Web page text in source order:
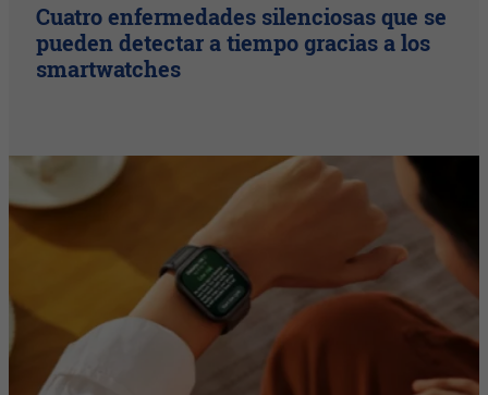
Cuatro enfermedades silenciosas que se
pueden detectar a tiempo gracias a los
smartwatches